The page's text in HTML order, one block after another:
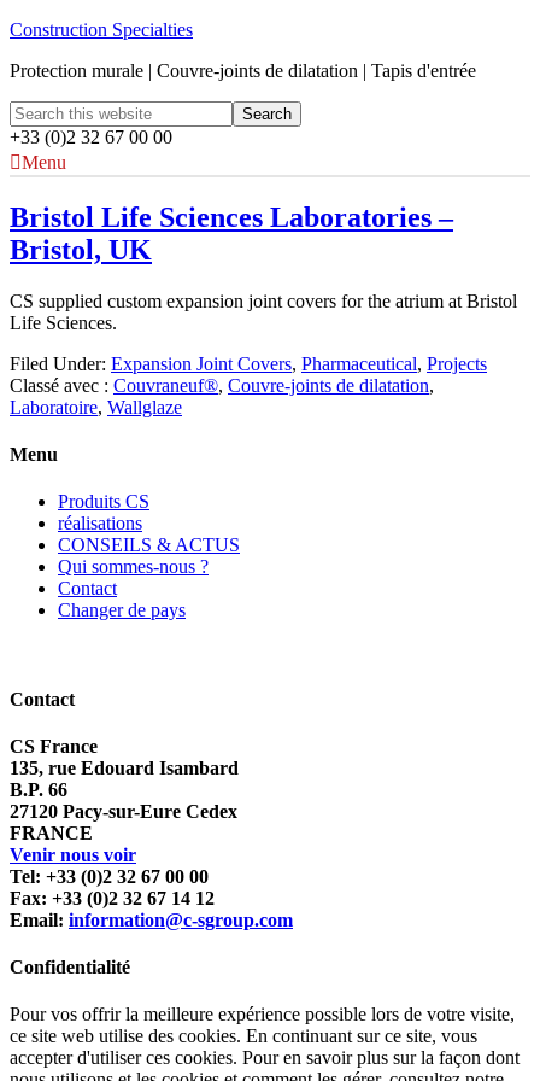
Construction Specialties
Protection murale | Couvre-joints de dilatation | Tapis d'entrée
+33 (0)2 32 67 00 00
Menu
Bristol Life Sciences Laboratories –
Bristol, UK
CS supplied custom expansion joint covers for the atrium at Bristol
Life Sciences.
Filed Under: Expansion Joint Covers, Pharmaceutical, Projects
Classé avec : Couvraneuf®, Couvre-joints de dilatation,
Laboratoire, Wallglaze
Menu
Produits CS
réalisations
CONSEILS & ACTUS
Qui sommes-nous ?
Contact
Changer de pays
Contact
CS France
135, rue Edouard Isambard
B.P. 66
27120 Pacy-sur-Eure Cedex
FRANCE
Venir nous voir
Tel: +33 (0)2 32 67 00 00
Fax: +33 (0)2 32 67 14 12
Email: information@c-sgroup.com
Confidentialité
Pour vos offrir la meilleure expérience possible lors de votre visite,
ce site web utilise des cookies. En continuant sur ce site, vous
accepter d'utiliser ces cookies. Pour en savoir plus sur la façon dont